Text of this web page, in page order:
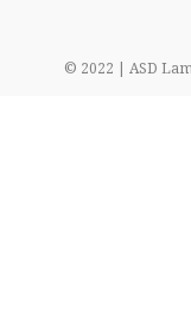
© 2022 | ASD